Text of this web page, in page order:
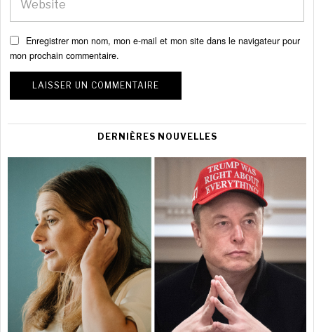
Enregistrer mon nom, mon e-mail et mon site dans le navigateur pour
mon prochain commentaire.
DERNIÈRES NOUVELLES